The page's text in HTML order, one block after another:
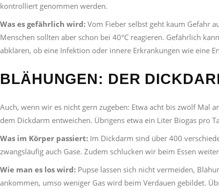
kontrolliert genommen werden.
Was es gefährlich wird: Vom Fieber selbst geht kaum Gefahr
Menschen sollten aber schon bei 40°C reagieren. Gefährlich
abklären, ob eine Infektion oder innere Erkrankungen wie eine
BLÄHUNGEN: DER
Auch, wenn wir es nicht gern zugeben: Etwa acht bis zwölf Mal
dem Dickdarm entweichen. Übrigens etwa ein Liter Biogas pro
Was im Körper passiert: Im Dickdarm sind über 400
zwangsläufig auch Gase. Zudem schlucken wir beim Essen
Wie man es los wird: Pupse lassen sich nicht vermeiden,
ankommen, umso weniger Gas wird beim Verdauen gebildet.